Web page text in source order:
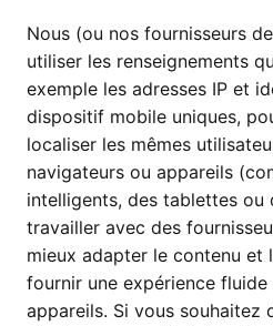
Nous (ou nos fournisseurs
utiliser les renseignements
exemple les adresses IP et
dispositif mobile uniques,
localiser les mêmes
navigateurs ou appareils
intelligents, des tablettes ou
travailler avec des
mieux adapter le contenu
fournir une expérience
appareils. Si vous souhaitez